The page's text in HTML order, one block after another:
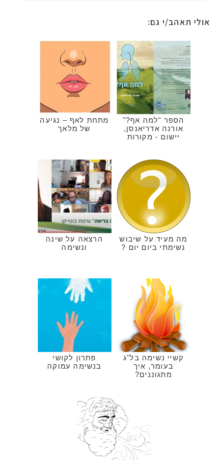
אולי תאהב/י גם:
הספר "למה אף?"
אורנה אדריאנסן,
יישום - מקורות
מתחת לאף – נגיעה
של מלאך
מה מעיד על שיבוש
נשימתי ביום יום ?
הרצאה על שינה
ונשימה
קשיי נשימה בל"ג
בעומר, איך
מתגוננים?
פתרון לקושי
בנשימה עמוקה